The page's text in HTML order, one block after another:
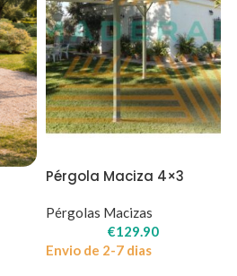
Pérgola Maciza 4×3
Pérgolas Macizas
€129.90
Envio de 2-7 dias